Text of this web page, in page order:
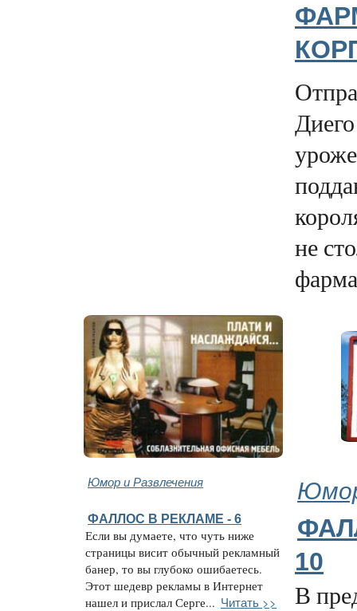
не
Юмор и Развлечения
ФАЛЛОС В РЕКЛАМЕ - 6
Если вы думаете, что чуть ниже
страницы висит обычный рекламный
банер, то вы глубоко ошибаетесь.
Этот шедевр рекламы в Интернет
нашел и прислал Серге... Читать >>
10
В